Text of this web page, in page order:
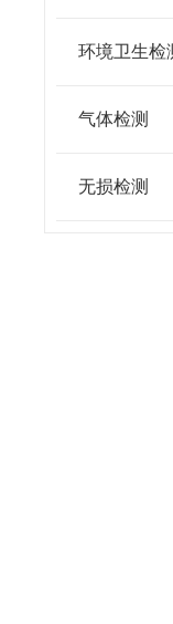
环境卫生检
气体检测
无损检测